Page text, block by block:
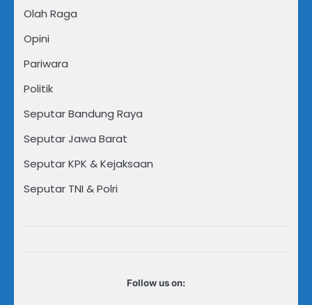
Olah Raga
Opini
Pariwara
Politik
Seputar Bandung Raya
Seputar Jawa Barat
Seputar KPK & Kejaksaan
Seputar TNI & Polri
Follow us on: